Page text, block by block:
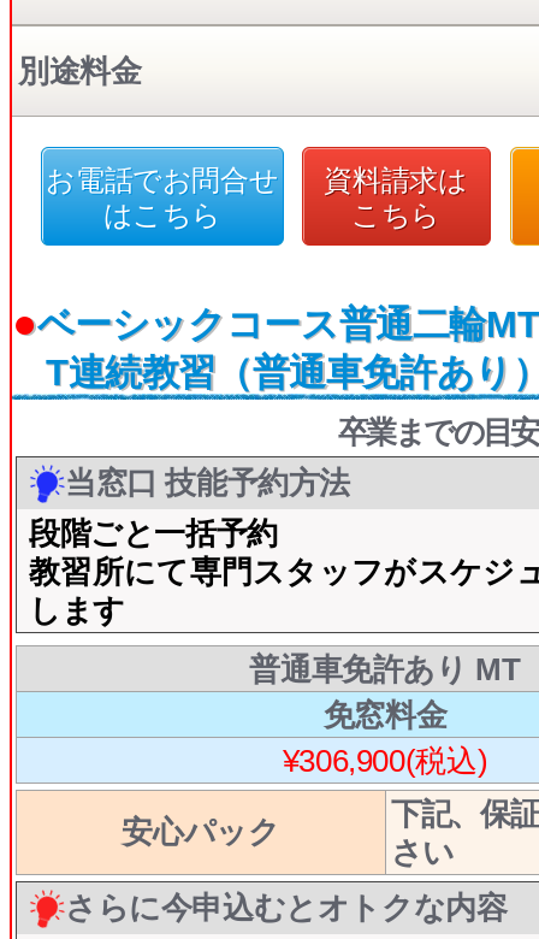
別途料金
お電話でお問合せ
はこちら
資料請求は
こちら
●ベーシックコース普通二輪
T連続教習（普通車免許あり
卒業までの目
当窓口 技能予約方法
段階ごと一括予約
教習所にて専門スタッフがスケジ
します
普通車免許あり MT
免窓料金
¥306,900(税込)
安心パック
下記、保
さい
さらに今申込むとオトクな内容